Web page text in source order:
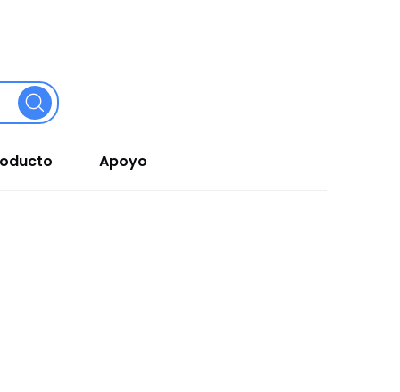
Apoyo